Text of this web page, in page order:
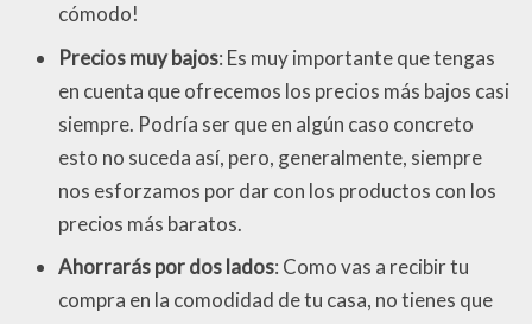
cómodo!
Precios muy bajos: Es muy importante que tengas
en cuenta que ofrecemos los precios más bajos casi
siempre. Podría ser que en algún caso concreto
esto no suceda así, pero, generalmente, siempre
nos esforzamos por dar con los productos con los
precios más baratos.
Ahorrarás por dos lados: Como vas a recibir tu
compra en la comodidad de tu casa, no tienes que